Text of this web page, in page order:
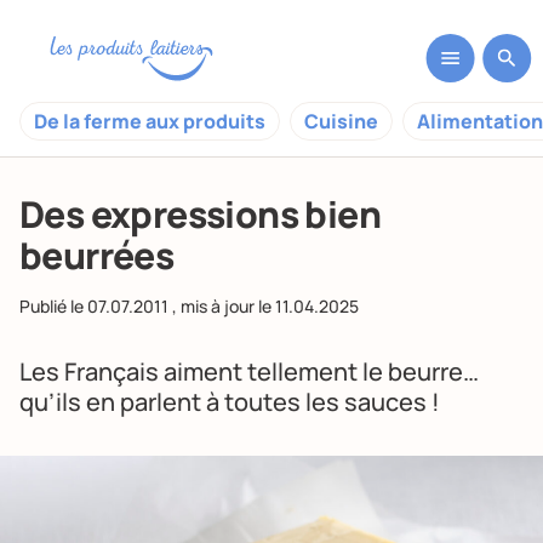
De la ferme aux produits Cuisine
Des expressions bien
beurrées
Publié le 07.07.2011 , mis à jour le11.04.2025
Les Français aiment tellement le beurre…
qu’ils en parlent à toutes les sauces !